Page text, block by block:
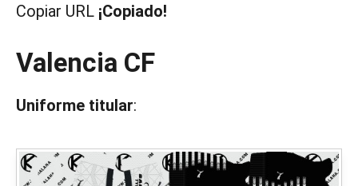
Copiar URL ¡Copiado!
Valencia CF
Uniforme titular: